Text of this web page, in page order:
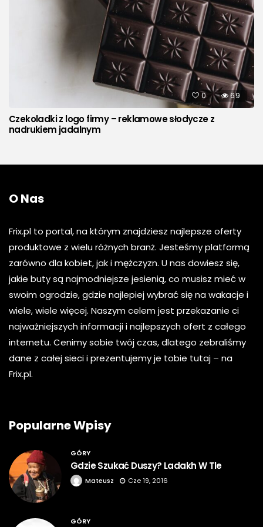
0 69
Czekoladki z logo firmy – reklamowe słodycze z
nadrukiem jadalnym
O Nas
Frix.pl to portal, na którym znajdziesz najlepsze oferty
produktowe z wielu różnych branż. Jesteśmy platformą
zarówno dla kobiet, jak i mężczyzn. U nas dowiesz się,
jakie buty są najmodniejsze jesienią, co musisz mieć w
swoim ogrodzie, gdzie najlepiej wybrać się na wakacje i
wiele, wiele więcej. Naszym celem jest przekazanie ci
najważniejszych informacji i najlepszych ofert z całego
internetu. Cenimy sobie twój czas, dlatego zebraliśmy
dane z całej sieci i prezentujemy je tobie tutaj – na
Frix.pl.
Popularne Wpisy
GÓRY
Gdzie Szukać Duszy? Ladakh W Tle
Mateusz Cze 19, 2016
GÓRY